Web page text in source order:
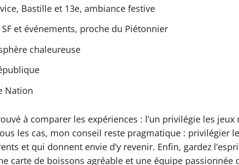
Bastille et 13e, ambiance festive
et événements, proche du Piétonnier
chaleureuse
Nation
à comparer les expériences : l’un privilégie les
les cas, mon conseil reste pragmatique : privilégier
et qui donnent envie d’y revenir. Enfin, gardez
carte de boissons agréable et une équipe